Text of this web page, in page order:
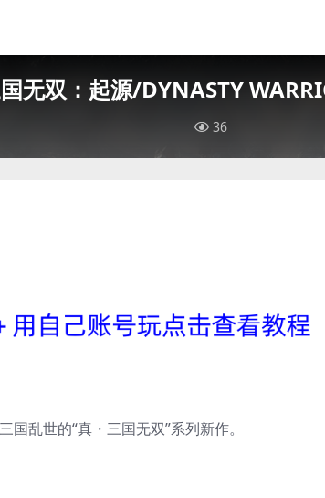
无双：起源/DYNASTY
36
乱世的“真・三国无双”系列新作。